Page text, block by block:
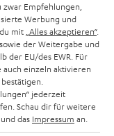
Empfehlungen,
Werbung und
mit „Alles akzeptieren“.
der Weitergabe und
der EU/des EWR. Für
auch einzeln aktivieren
bestätigen.
jederzeit
Schau dir für weitere
und das Impressum an.